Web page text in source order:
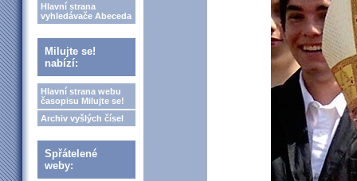
Hlavní strana
vyhledávače Abeceda
Milujte se!
nabízí:
Hlavní strana webu
časopisu Milujte se!
Archiv vyšlých čísel
Spřátelené
weby: